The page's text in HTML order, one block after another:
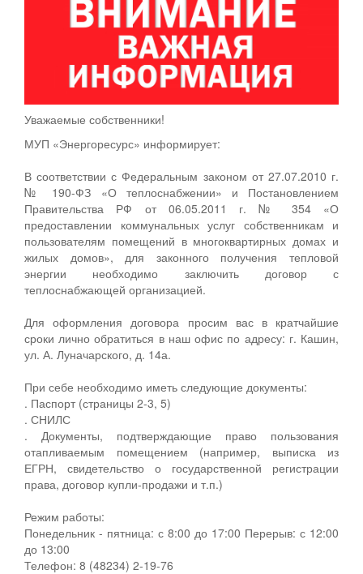
Уважаемые собственники!
МУП «Энергоресурс» информирует:
В соответствии с Федеральным законом от 27.07.2010 г.
№ 190-ФЗ «О теплоснабжении» и Постановлением
Правительства РФ от 06.05.2011 г. № 354 «О
предоставлении коммунальных услуг собственникам и
пользователям помещений в многоквартирных домах и
жилых домов», для законного получения тепловой
энергии необходимо заключить договор с
теплоснабжающей организацией.
Для оформления договора просим вас в кратчайшие
сроки лично обратиться в наш офис по адресу: г. Кашин,
ул. А. Луначарского, д. 14а.
При себе необходимо иметь следующие документы:
. Паспорт (страницы 2-3, 5)
. СНИЛС
. Документы, подтверждающие право пользования
отапливаемым помещением (например, выписка из
ЕГРН, свидетельство о государственной регистрации
права, договор купли-продажи и т.п.)
Режим работы:
Понедельник - пятница: с 8:00 до 17:00 Перерыв: с 12:00
до 13:00
Телефон: 8 (48234) 2-19-76